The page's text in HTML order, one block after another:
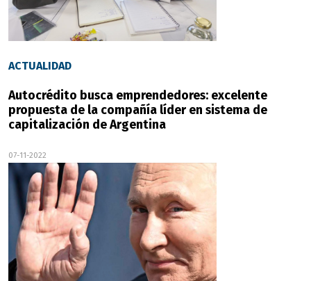
ACTUALIDAD
Autocrédito busca emprendedores: excelente
propuesta de la compañía líder en sistema de
capitalización de Argentina
07-11-2022